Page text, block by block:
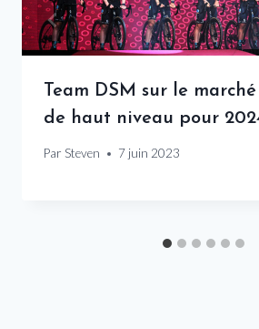
Team DSM sur le
de haut niveau pour
Par Steven 7 juin 2023